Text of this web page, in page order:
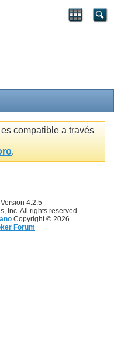
compatible a través
.
4.2.5
Inc. All rights reserved.
Copyright © 2026.
Forum